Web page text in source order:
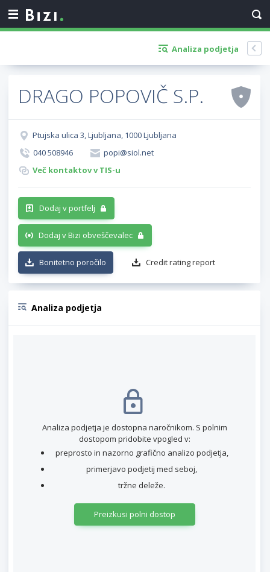
Analiza podjetja
DRAGO POPOVIČ S.P.
Ptujska ulica 3, Ljubljana, 1000 Ljubljana
040 508946
popi@siol.net
Več kontaktov v TIS-u
Dodaj v portfelj
Dodaj v Bizi obveščevalec
Bonitetno poročilo Credit rating report
Analiza podjetja
Analiza podjetja je dostopna naročnikom. S polnim
dostopom pridobite vpogled v:
preprosto in nazorno grafično analizo podjetja,
primerjavo podjetij med seboj,
tržne deleže.
Preizkusi polni dostop